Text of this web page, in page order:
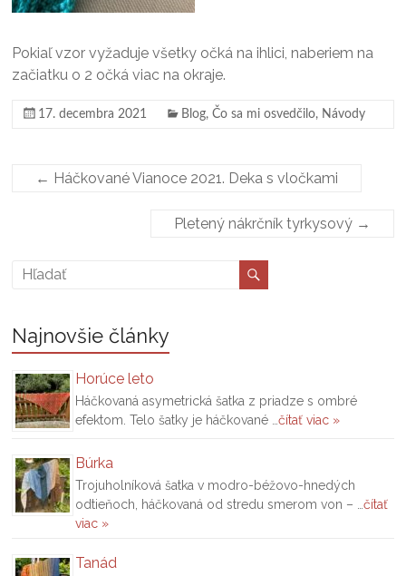
Pokiaľ vzor vyžaduje všetky očká na ihlici, naberiem na
začiatku o 2 očká viac na okraje.
17. decembra 2021 Blog,Čo sa mi osvedčilo, Návody
← Háčkované Vianoce 2021. Deka s vločkami
Pletený nákrčník tyrkysový →
Najnovšie články
Horúce leto
Háčkovaná asymetrická šatka z priadze s ombré
efektom. Telo šatky je háčkované …čítať viac »
Búrka
Trojuholníková šatka v modro-béžovo-hnedých
odtieňoch, háčkovaná od stredu smerom von – …čítať
viac »
Tanád